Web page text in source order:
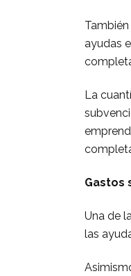
ayudas
La
Gastos
Una de
las